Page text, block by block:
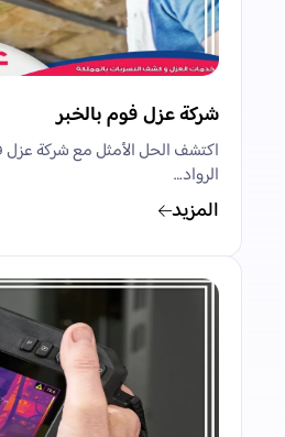
شركة عزل فوم بالخبر
اكتشف الحل الأمثل مع شركة عزل
الرواد…
المزيد